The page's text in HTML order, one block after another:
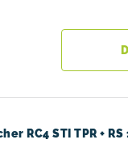
RC4 STI TPR +